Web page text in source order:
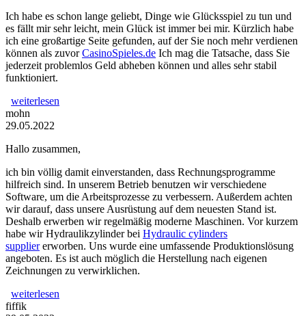
Ich habe es schon lange geliebt, Dinge wie Glücksspiel zu tun und
es fällt mir sehr leicht, mein Glück ist immer bei mir. Kürzlich habe
ich eine großartige Seite gefunden, auf der Sie noch mehr verdienen
können als zuvorCasinoSpieles.de Ich mag die Tatsache, dass Sie
jederzeit problemlos Geld abheben können und alles sehr stabil
funktioniert.
weiterlesen
mohn
29.05.2022
Hallo zusammen,
ich bin völlig damit einverstanden, dass Rechnungsprogramme
hilfreich sind. In unserem Betrieb benutzen wir verschiedene
Software, um die Arbeitsprozesse zu verbessern. Außerdem achten
wir darauf, dass unsere Ausrüstung auf dem neuesten Stand ist.
Deshalb erwerben wir regelmäßig moderne Maschinen. Vor kurzem
habe wir Hydraulikzylinder bei Hydraulic cylinders
suppliererworben. Uns wurde eine umfassende Produktionslösung
angeboten. Es ist auch möglich die Herstellung nach eigenen
Zeichnungen zu verwirklichen.
weiterlesen
fiffik